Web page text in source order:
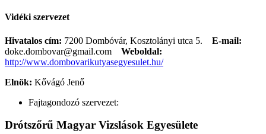
Vidéki szervezet
Hivatalos cím: 7200 Dombóvár, Kosztolányi utca 5. E-mail:
doke.dombovar@gmail.com
Weboldal:
http://www.dombovarikutyasegyesulet.hu/
Elnök: Kővágó Jenő
Fajtagondozó szervezet:
Drótszőrű Magyar Vizslások Egyesülete